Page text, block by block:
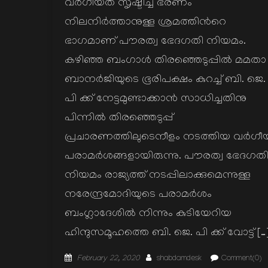
വര്‍ഗീയത സൃഷ്ടിച്ച് ഭരണം
നിലനിര്‍ത്താനുള്ള ശ്രമത്തിന്‍റെ
ഭാഗമാണ് പൗരത്വ ഭേദഗതി നിയമം.
കഴിഞ്ഞ ബംഗാള്‍ തിരഞ്ഞെടുപ്പില്‍ മമതാ
ബാനര്‍ജിയുടെ ഭൂരിപക്ഷം കുറച്ച് ബി. ജെ.
പി ക്ക് നേട്ടമുണ്ടാക്കാന്‍ സാധിച്ചതിനു
പിന്നില്‍ തിരഞ്ഞെടുപ്പ്
പ്രചാരണത്തിലുടെനീളം നടത്തിയ
പരാമര്‍ശങ്ങളായിരുന്നു. പൗരത്വ ഭേദഗതി
നിയമം രാജ്യത്ത് നടപ്പിലാക്കുമെന്നുള്ള
നരേന്ദ്രമോദിയുടെ പരാമര്‍ശം
ബംഗ്ലാദേശില്‍ നിന്നും കുടിയേറിയ
ഹിന്ദുസമൂഹത്തെ ബി. ജെ. പി ക്ക് വോട്ട് […]
Posted
February 22, 2020 Author
shabdamdesk Comment(0)